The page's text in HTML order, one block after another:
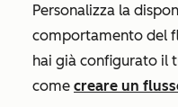
Personalizza la
comportamento del
hai già configurato il
come creare un